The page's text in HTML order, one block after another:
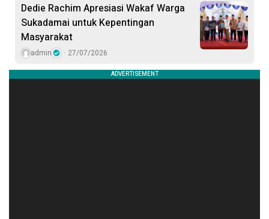
Dedie Rachim Apresiasi Wakaf Warga
Sukadamai untuk Kepentingan
Masyarakat
admin 27/07/2026